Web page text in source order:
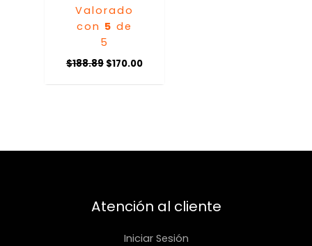
Valorado
con 5 de
5
$188.89 $170.00
Atención al cliente
Iniciar Sesión